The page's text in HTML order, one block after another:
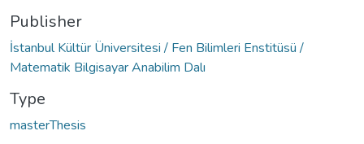
Publisher
İstanbul Kültür Üniversitesi / Fen Bilimleri Enstitüsü /
Matematik Bilgisayar Anabilim Dalı
Type
masterThesis